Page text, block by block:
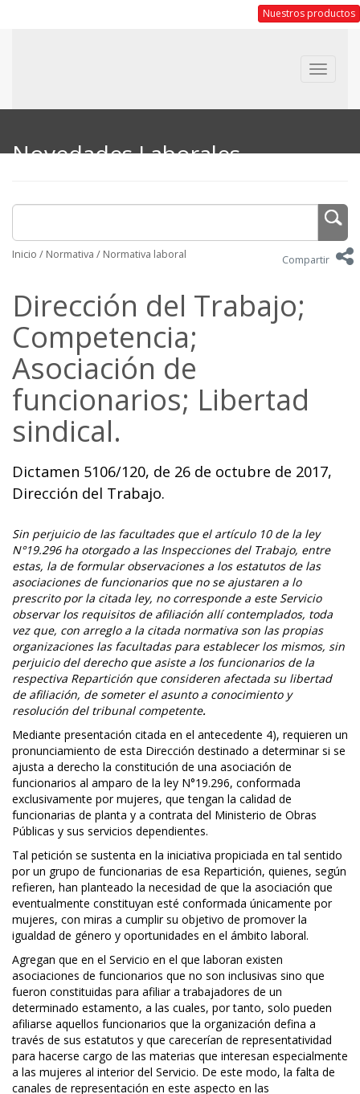
Nuestros productos
Toggle
Novedades Laborales
Inicio / Normativa / Normativa laboral Compartir
Dirección del Trabajo;
Competencia;
Asociación de
funcionarios; Libertad
sindical.
Dictamen 5106/120, de 26 de octubre de 2017,
Dirección del Trabajo.
Sin perjuicio de las facultades que el artículo 10 de la ley
N°19.296 ha otorgado a las Inspecciones del Trabajo, entre
estas, la de formular observaciones a los estatutos de las
asociaciones de funcionarios que no se ajustaren a lo
prescrito por la citada ley, no corresponde a este Servicio
observar los requisitos de afiliación allí contemplados, toda
vez que, con arreglo a la citada normativa son las propias
organizaciones las facultadas para establecer los mismos, sin
perjuicio del derecho que asiste a los funcionarios de la
respectiva Repartición que consideren afectada su libertad
de afiliación, de someter el asunto a conocimiento y
resolución del tribunal competente.
Mediante presentación citada en el antecedente 4), requieren un
pronunciamiento de esta Dirección destinado a determinar si se
ajusta a derecho la constitución de una asociación de
funcionarios al amparo de la ley N°19.296, conformada
exclusivamente por mujeres, que tengan la calidad de
funcionarias de planta y a contrata del Ministerio de Obras
Públicas y sus servicios dependientes.
Tal petición se sustenta en la iniciativa propiciada en tal sentido
por un grupo de funcionarias de esa Repartición, quienes, según
refieren, han planteado la necesidad de que la asociación que
eventualmente constituyan esté conformada únicamente por
mujeres, con miras a cumplir su objetivo de promover la
igualdad de género y oportunidades en el ámbito laboral.
Agregan que en el Servicio en el que laboran existen
asociaciones de funcionarios que no son inclusivas sino que
fueron constituidas para afiliar a trabajadores de un
determinado estamento, a las cuales, por tanto, solo pueden
afiliarse aquellos funcionarios que la organización defina a
través de sus estatutos y que carecerían de representatividad
para hacerse cargo de las materias que interesan especialmente
a las mujeres al interior del Servicio. De este modo, la falta de
canales de representación en este aspecto en las